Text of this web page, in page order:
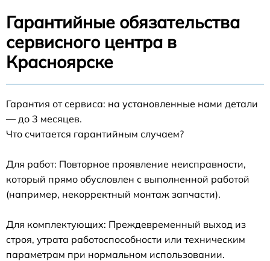
Гарантийные обязательства
сервисного центра в
Красноярске
Гарантия от сервиса: на установленные нами детали
— до 3 месяцев.
Что считается гарантийным случаем?
Для работ: Повторное проявление неисправности,
который прямо обусловлен с выполненной работой
(например, некорректный монтаж запчасти).
Для комплектующих: Преждевременный выход из
строя, утрата работоспособности или техническим
параметрам при нормальном использовании.